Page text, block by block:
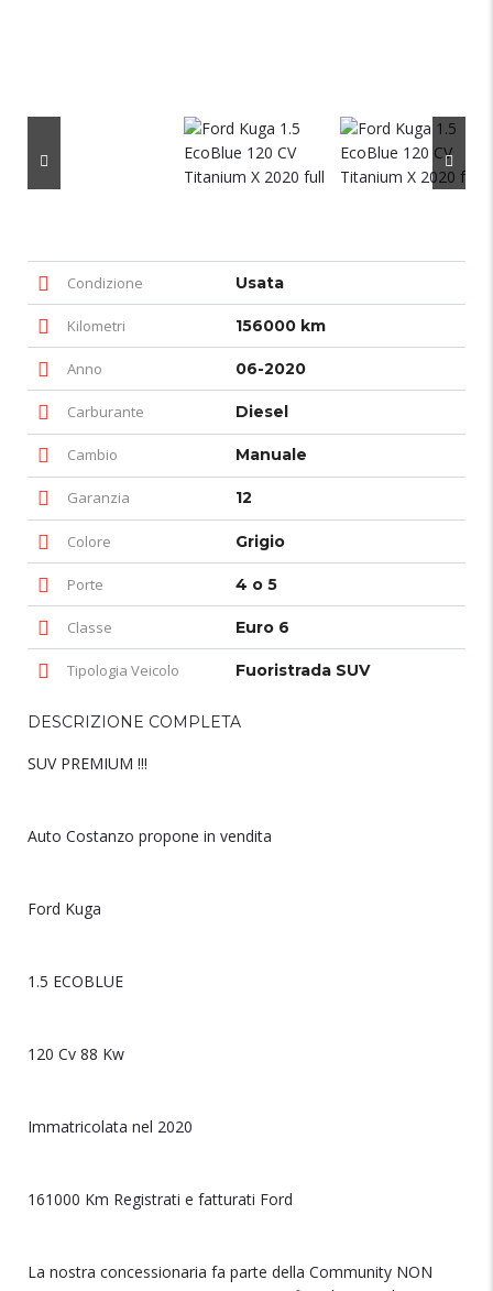
Condizione Usata
Kilometri 156000 km
Anno 06-2020
Carburante Diesel
Cambio Manuale
Garanzia 12
Colore Grigio
Porte 4 o 5
Classe Euro 6
Tipologia Veicolo Fuoristrada SUV
DESCRIZIONE COMPLETA
SUV PREMIUM !!!
Auto Costanzo propone in vendita
Ford Kuga
1.5 ECOBLUE
120 Cv 88 Kw
Immatricolata nel 2020
161000 Km Registrati e fatturati Ford
La nostra concessionaria fa parte della Community NON